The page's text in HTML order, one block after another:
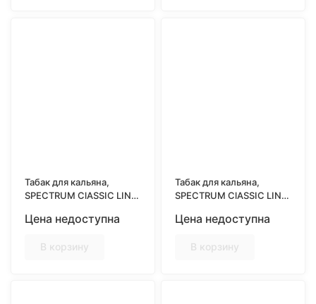
Табак для кальяна,
SPECTRUM ClASSIC LINE
(Маракуйя)
Цена недоступна
В корзину
Табак для кальяна,
SPECTRUM ClASSIC LINE
(Ананас)
Цена недоступна
В корзину